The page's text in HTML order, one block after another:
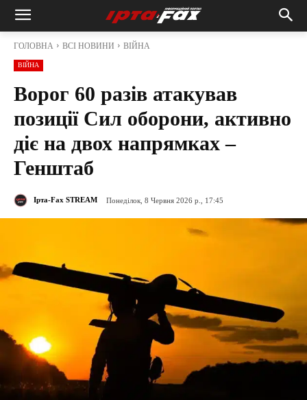
ГОЛОВНА ВСІ НОВИНИ ВІЙНА
ВІЙНА
Ворог 60 разів атакував
позиції Сил оборони, активно
діє на двох напрямках –
Генштаб
Ірта-Fax STREAM Понеділок, 8 Червня 2026 р., 17:45